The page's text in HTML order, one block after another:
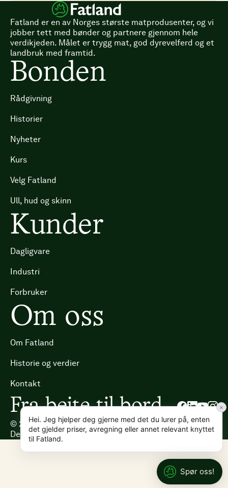
Fatland er en av Norges største matprodusenter, og vi
jobber tett med bønder og partnere gjennom hele
verdikjeden. Målet er trygg mat, god dyrevelferd og et
landbruk med framtid.
Bonden
Rådgivning
Historier
Nyheter
Kurs
Velg Fatland
Ull, hud og skinn
Kunder
Dagligvare
Industri
Forbruker
Om oss
Om Fatland
Historie og verdier
Kontakt
Fra beite til bord
© 2025Fatland
Designet og utviklet av Cure
ÅpenhetslovenPersonvern & cookies
Spør oss!
Hei. Jeg hjelper deg gjerne med det du lurer på, enten
det gjelder priser, avregning eller annet relevant knyttet
til Fatland.
×